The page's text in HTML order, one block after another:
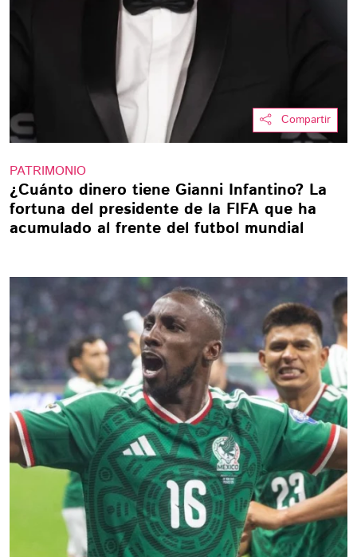
Compartir
PATRIMONIO
¿Cuánto dinero tiene Gianni Infantino? La
fortuna del presidente de la FIFA que ha
acumulado al frente del futbol mundial